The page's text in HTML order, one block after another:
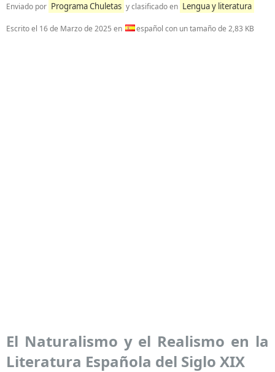
Enviado por Programa Chuletas y clasificado en Lengua y literatura
Escrito el 16 de Marzo de 2025 en español con un tamaño de 2,83 KB
El Naturalismo y el Realismo en la
Literatura Española del Siglo XIX